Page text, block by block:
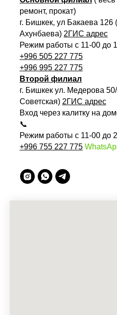
ремонт, прокат)
г. Бишкек, ул Бакаева 126
Ахунбаева) 2ГИС адрес
Режим работы с 11-00 до
+996 505 227 775
+996 995 227 775
Второй филиал
г. Бишкек ул. Медерова
Советская) 2ГИС адрес
Вход через калитку на
📞
Режим работы с 11-00 до
+996 755 227 775